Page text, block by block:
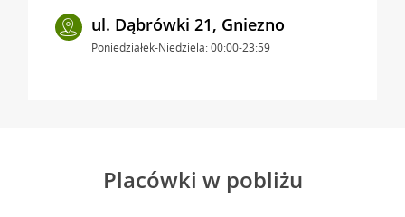
ul. Dąbrówki 21, Gniezno
Poniedziałek-Niedziela: 00:00-23:59
Placówki w pobliżu